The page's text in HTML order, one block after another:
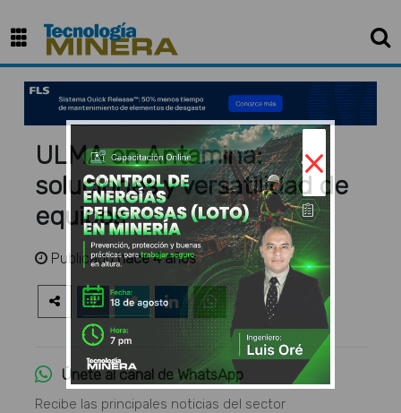
ULMA en Antamina:
soluciones y versatilidad de
equipos
Publicadohace 4 años
Únete al canal de WhatsApp
Recibe las principales noticias del sector
×